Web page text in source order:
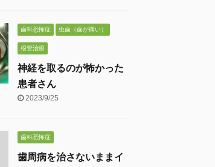
歯科恐怖症 虫歯（歯が痛い）
根管治療
神経を取るのが怖かった
患者さん
2023/9/25
歯科恐怖症
歯周病を治さないままイ